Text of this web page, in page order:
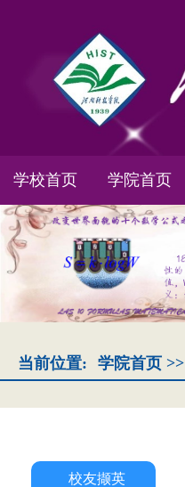
学校首页 学院首页
当前位置: 学院首页 >>
校友撷英